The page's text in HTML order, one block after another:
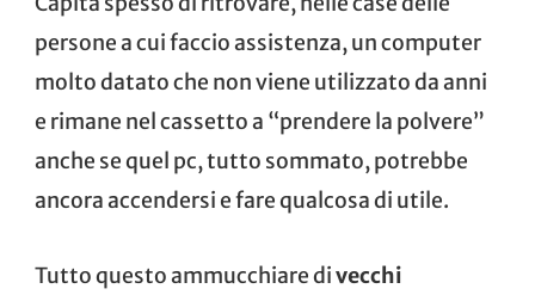
persone a cui faccio assistenza, un computer
molto datato che non viene utilizzato da anni
e rimane nel cassetto a “prendere la polvere”
anche se quel pc, tutto sommato, potrebbe
ancora accendersi e fare qualcosa di utile.
Tutto questo ammucchiare divecchi